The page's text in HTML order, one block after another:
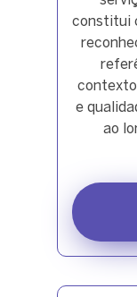
constitui
e
ao